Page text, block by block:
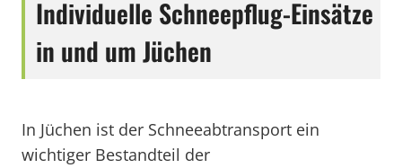
Individuelle Schneepflug-Einsätze
in und um Jüchen
In Jüchen ist der Schneeabtransport ein
wichtiger Bestandteil der